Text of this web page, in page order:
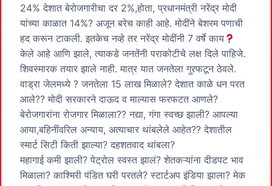
24% देशात बेरोजगारीचा दर 2%,होता, प्रधानमंत्री नरेंद्र मोदी
यांच्या काळात 14%? अजून बरेच काही आहे. मोदींने बेशरम पणाची
हद करून टाकली. इतकेच नव्हे तर नरेंद्र मोदींनी 7 वर्षे काय
केले आहे आणि झाले, त्याकडे जनतेंनी पराकोटीचे लक्ष दिले पाहिजे.
शिवस्मारक तयार झाले नाही. मात्र यात जनतेला गुरफटून ठेवले.
वाड्रा जेलमध्ये ? जनतेला 15 लाख मिळाले? देशात काळे धन परत
आले?? मोदी सरकारने दाऊद व माल्यास फरफटत आणले?
बेरोजगारांना रोजगार मिळाला?? नद्या, गंगा स्वच्छ झाली? आपल्या
आया,बहिनींवरिल अन्याय, अत्याचार थांबलेले आहेत?? देशातील
स्मार्ट सिटी किती झाल्या? दहशतवाद थांबला?
महागाई कमी झाली? पेट्रोल स्वस्त झालं? शेतकऱ्यांना दीडपट भाव
मिळाला? काश्मिरी पंडित घरी परतले? स्टार्टअप इंडिया झाला? मेक